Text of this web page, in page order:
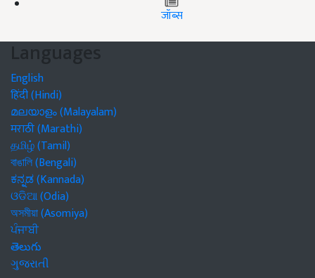
जॉब्स
Languages
English
हिंदी (Hindi)
മലയാളം (Malayalam)
मराठी (Marathi)
தமிழ் (Tamil)
বাঙালি (Bengali)
ಕನ್ನಡ (Kannada)
ଓଡିଆ (Odia)
অসমীয়া (Asomiya)
ਪੰਜਾਬੀ
తెలుగు
ગુજરાતી